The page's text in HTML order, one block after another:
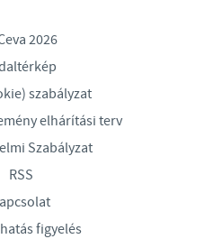
2026
szabályzat
elhárítási terv
Szabályzat
RSS
figyelés